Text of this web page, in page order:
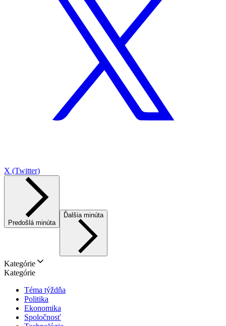
X (Twitter)
Predošlá minúta
Ďalšia minúta
Kategórie
Kategórie
Téma týždňa
Politika
Ekonomika
Spoločnosť